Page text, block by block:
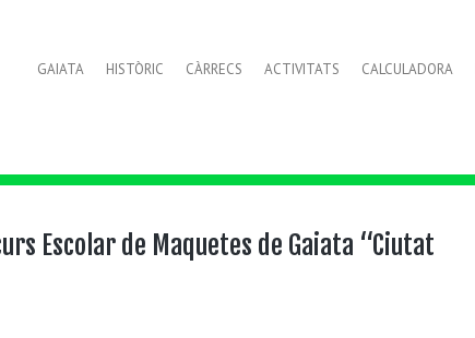
GAIATA HISTÒRIC CÀRRECS ACTIVITATS CALCULADORA
Escolar de Maquetes de Gaiata “Ciutat